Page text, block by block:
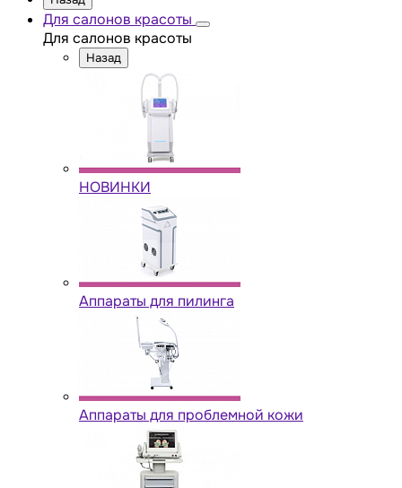
Для салонов красоты
Для салонов красоты
Назад
НОВИНКИ
Аппараты для пилинга
Аппараты для проблемной кожи